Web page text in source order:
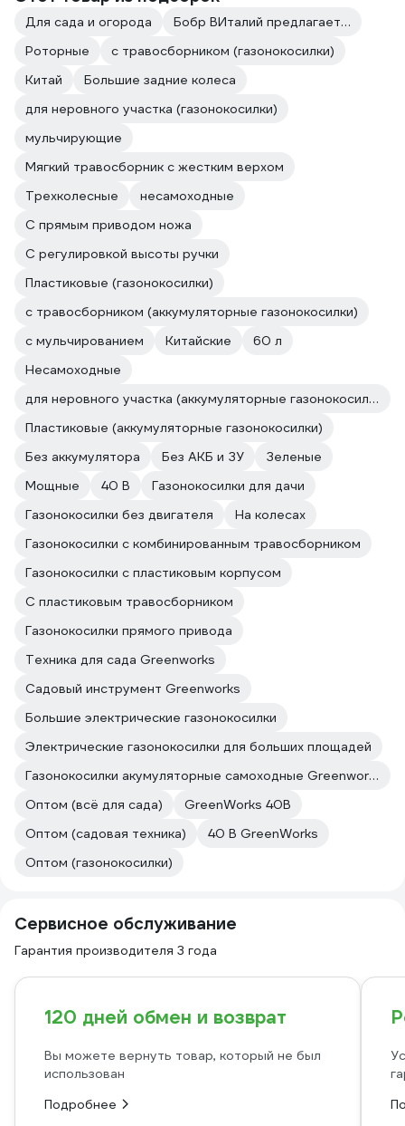
Для сада и огорода
Бобр ВИталий предлагает…
Роторные
с травосборником (газонокосилки)
Китай
Большие задние колеса
для неровного участка (газонокосилки)
мульчирующие
Мягкий травосборник с жестким верхом
Трехколесные
несамоходные
С прямым приводом ножа
С регулировкой высоты ручки
Пластиковые (газонокосилки)
с травосборником (аккумуляторные газонокосилки)
с мульчированием
Китайские
60 л
Несамоходные
для неровного участка (аккумуляторные газонокосилки)
Пластиковые (аккумуляторные газонокосилки)
Без аккумулятора
Без АКБ и ЗУ
Зеленые
Мощные
40 В
Газонокосилки для дачи
Газонокосилки без двигателя
На колесах
Газонокосилки с комбинированным травосборником
Газонокосилки с пластиковым корпусом
С пластиковым травосборником
Газонокосилки прямого привода
Техника для сада Greenworks
Садовый инструмент Greenworks
Большие электрические газонокосилки
Электрические газонокосилки для больших площадей
Газонокосилки акумуляторные самоходные Greenworks
Оптом (всё для сада)
GreenWorks 40В
Оптом (садовая техника)
40 В GreenWorks
Оптом (газонокосилки)
Сервисное обслуживание
Гарантия производителя 3 года
120 дней обмен и возврат
Вы можете вернуть товар, который не был
использован
Подробнее